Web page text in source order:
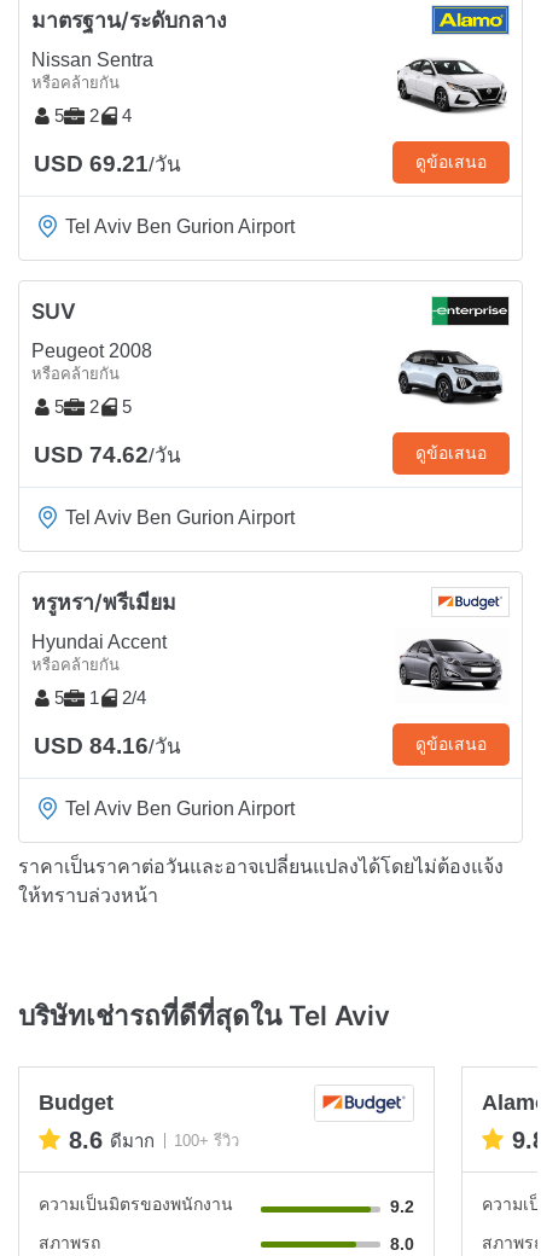
มาตรฐาน/ระดับกลาง
Nissan Sentra
หรือคล้ายกัน
5 2 4
USD 69.21/วัน ดูข้อเสนอ
Tel Aviv Ben Gurion Airport
SUV
Peugeot 2008
หรือคล้ายกัน
5 2 5
USD 74.62/วัน ดูข้อเสนอ
Tel Aviv Ben Gurion Airport
หรูหรา/พรีเมียม
Hyundai Accent
หรือคล้ายกัน
5 1 2/4
USD 84.16/วัน ดูข้อเสนอ
Tel Aviv Ben Gurion Airport
ราคาเป็นราคาต่อวันและอาจเปลี่ยนแปลงได้โดยไม่ต้องแจ้ง
ให้ทราบล่วงหน้า
บริษัทเช่ารถที่ดีที่สุดใน Tel Aviv
Budget
8.6 ดีมาก 100+ รีวิว
ความเป็นมิตรของพนักงาน
9.2
สภาพรถ
8.0
ความเ
สภาพร